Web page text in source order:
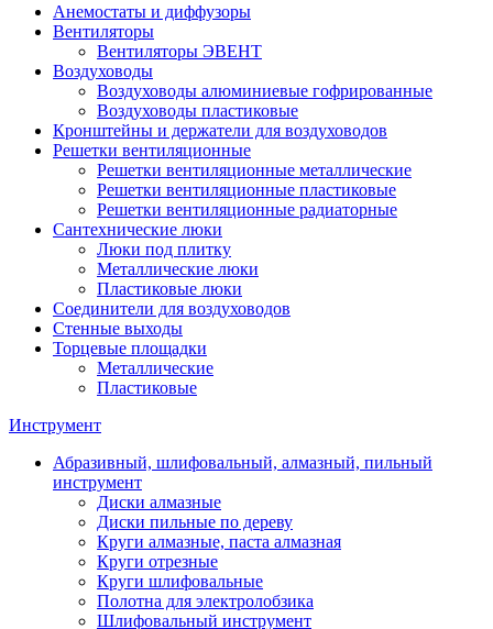
Анемостаты и диффузоры
Вентиляторы
Вентиляторы ЭВЕНТ
Воздуховоды
Воздуховоды алюминиевые гофрированные
Воздуховоды пластиковые
Кронштейны и держатели для воздуховодов
Решетки вентиляционные
Решетки вентиляционные металлические
Решетки вентиляционные пластиковые
Решетки вентиляционные радиаторные
Сантехнические люки
Люки под плитку
Металлические люки
Пластиковые люки
Соединители для воздуховодов
Стенные выходы
Торцевые площадки
Металлические
Пластиковые
Инструмент
Абразивный, шлифовальный, алмазный, пильный
инструмент
Диски алмазные
Диски пильные по дереву
Круги алмазные, паста алмазная
Круги отрезные
Круги шлифовальные
Полотна для электролобзика
Шлифовальный инструмент